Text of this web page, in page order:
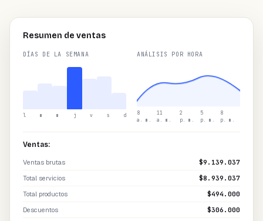
Resumen de ventas
DÍAS DE LA SEMANA
l m m j v s d
ANÁLISIS POR HORA
8
a. m.
11
a. m.
2
p. m.
5
p. m.
8
p. m.
Ventas:
Ventas brutas
$9.139.037
Total servicios
$8.939.037
Total productos
$494.000
Descuentos
$306.000